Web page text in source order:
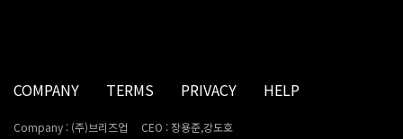
COMPANY TERMS PRIVACY HELP
Company : (주)브리즈업
CEO : 장용준,강도호